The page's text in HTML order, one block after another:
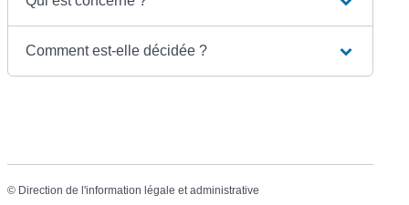
Comment est-elle décidée ?
© Direction de l'information légale et administrative